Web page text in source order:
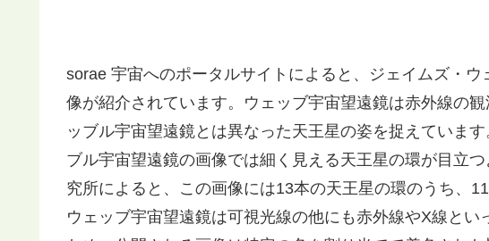
sorae 宇宙へのポータルサイトによると、ジェイムズ・
像が紹介されています。ウェッブ宇宙望遠鏡は赤外線の
ッブル宇宙望遠鏡とは異なった天王星の姿を捉えていま
ブル宇宙望遠鏡の画像では細く見える天王星の環が目立
究所によると、この画像には13本の天王星の環のうち、
ウェッブ宇宙望遠鏡は可視光線の他にも赤外線やX線と